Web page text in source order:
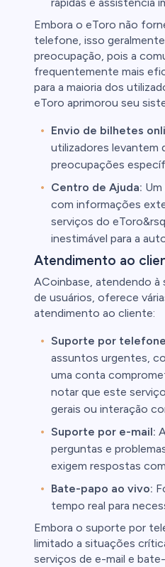
Embora o eToro não
telefone, isso
preocupação, pois a
frequentemente mais
para a maioria dos
eToro aprimorou seu
Envio de bilhetes
utilizadores levantem
preocupações
Centro de Ajuda:
com informações
serviços do
inestimável para a
Atendimento ao
ACoinbase, atendendo à
de usuários, oferece
atendimento ao cliente:
Suporte por
assuntos urgentes,
uma conta
notar que este
gerais ou interação
Suporte por e-mail:
perguntas e
exigem respostas
Bate-papo ao vivo:
tempo real para
Embora o suporte por
limitado a situações
serviços de e-mail e